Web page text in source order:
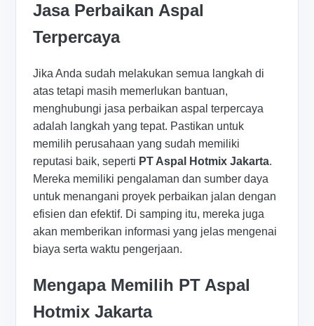
Jasa Perbaikan Aspal
Terpercaya
Jika Anda sudah melakukan semua langkah di
atas tetapi masih memerlukan bantuan,
menghubungi jasa perbaikan aspal terpercaya
adalah langkah yang tepat. Pastikan untuk
memilih perusahaan yang sudah memiliki
reputasi baik, seperti PT Aspal Hotmix Jakarta.
Mereka memiliki pengalaman dan sumber daya
untuk menangani proyek perbaikan jalan dengan
efisien dan efektif. Di samping itu, mereka juga
akan memberikan informasi yang jelas mengenai
biaya serta waktu pengerjaan.
Mengapa Memilih PT Aspal
Hotmix Jakarta